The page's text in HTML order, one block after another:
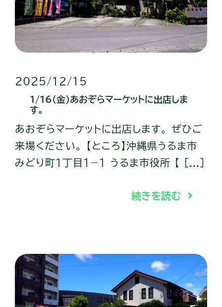
2025/12/15
1/16（金）あおぞらマーケットに出店しま
す。
あおぞらマーケットに出店します。 ぜひご
来場ください。 【ところ】沖縄県うるま市
みどり町１丁目１−１ うるま市役所 【 [...]
続きを読む